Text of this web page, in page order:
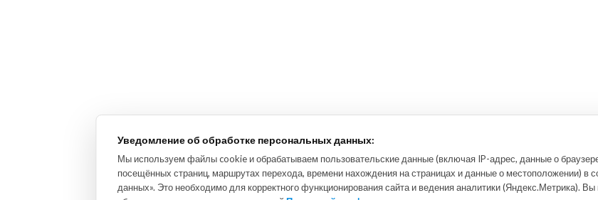
Уведомление об обработке персональных данных:
Мы используем файлы cookie и обрабатываем пользовательские данные (включая IP-адрес, данные о
посещённых страниц, маршрутах перехода, времени нахождения на страницах и данные о местоположении) в
данных». Это необходимо для корректного функционирования сайта и ведения аналитики (Яндекс.Метрика).